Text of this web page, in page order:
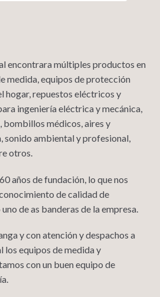
encontrara múltiples productos en
medida, equipos de protección
hogar, repuestos eléctricos y
ingeniería eléctrica y mecánica,
bombillos médicos, aires y
sonido ambiental y profesional,
otros.
años de fundación, lo que nos
de calidad de
de as banderas de la empresa.
y con atención y despachos a
los equipos de medida y
con un buen equipo de